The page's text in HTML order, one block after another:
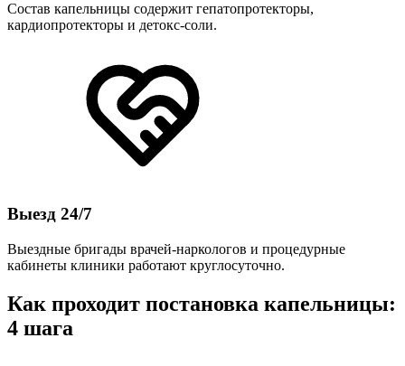
Состав капельницы содержит гепатопротекторы,
кардиопротекторы и детокс-соли.
Выезд 24/7
Выездные бригады врачей-наркологов и процедурные
кабинеты клиники работают круглосуточно.
Как проходит постановка капельницы:
4 шага